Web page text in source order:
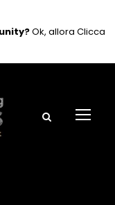
Ok, allora Clicca